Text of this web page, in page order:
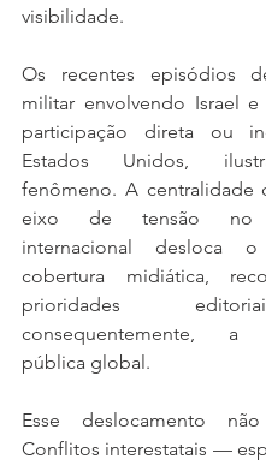
visibilidade.
Os recentes episódios
militar envolvendo Israel
participação direta ou
Estados Unidos,
fenômeno. A centralidade
eixo de tensão no
internacional desloca
cobertura midiática,
prioridades
consequentemente, a
pública global.
Esse deslocamento
Conflitos interestatais —